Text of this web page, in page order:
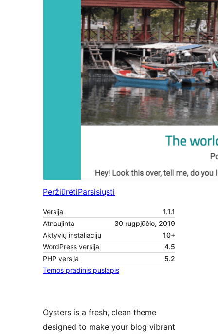
PeržiūrėtiParsisiųsti
Versija
1.1.1
Atnaujinta
30 rugpjūčio, 2019
Aktyvių instaliacijų
10+
WordPress versija
4.5
PHP versija
5.2
Temos pradinis puslapis
Oysters is a fresh, clean theme
designed to make your blog vibrant